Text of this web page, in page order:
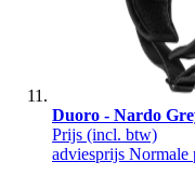
Duoro - Nardo
Prijs (incl. btw)
adviesprijs Normale